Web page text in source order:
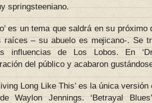
springsteeniano.
es un tema que saldrá en su
raíces – su abuelo es mejicano-. Se
influencias de Los Lobos. En
del público y acabaron
Long Like This’ es la única
Waylon Jennings. ‘Betrayal